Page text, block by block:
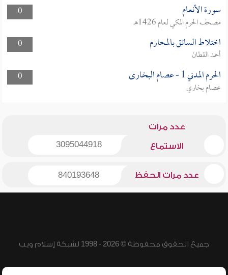
0
سورة الأنعام
مصحف الحرم المكي لعام 1426هـ
0
اختلاط السائق بالمحارم
أحمد القطان
0
الحرم المدني 1 - عصام البخارى
عصام بخاري
عدد مرات
الاستماع 3095044918
عدد مرات الحفظ 840193648
جميع الحقوق محفوظة © 2026 - 1998 لشبكة إسلام ويب